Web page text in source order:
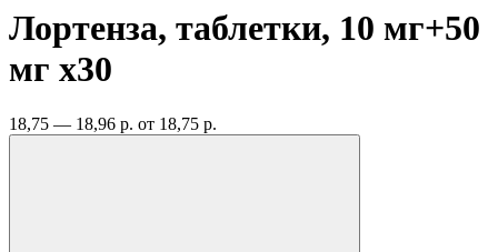
Лортенза, таблетки, 10 мг+50
мг x30
18,75 — 18,96 р. от 18,75 р.